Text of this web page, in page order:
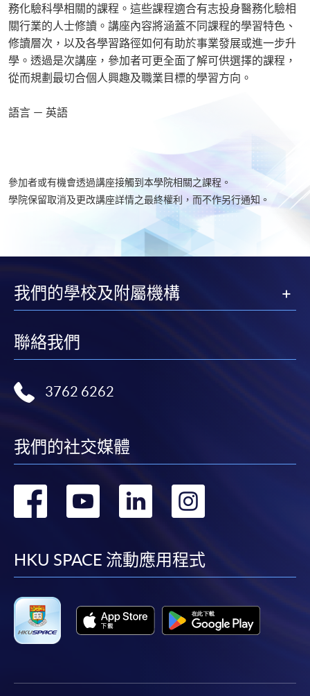
務化驗科學相關的課程。這些課程適合有志投身醫務化驗相
關行業的人士修讀。講座內容將涵蓋不同課程的學習特色、
修讀層次，以及各學習路徑如何有助於事業發展或進一步升
學。透過是次講座，參加者可更全面了解可供選擇的課程，
從而規劃最切合個人興趣及職業目標的學習方向。
語言 － 英語
參加者或有機會透過講座接觸到本學院相關之課程。
學院保留取消及更改講座詳情之最終權利，而不作另行通知。
我們的學校及附屬機構
聯絡我們
3762 6262
我們的社交媒體
轉
facebook
轉
youtube
轉
linkedin
HKU SPACE 流動應用程式